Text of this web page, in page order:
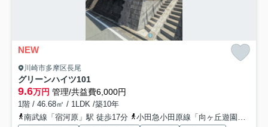
NEW
川崎市多摩区長尾
グリーンハイツ101
9.6万円 管理/共益費6,000円
1階 / 46.68㎡ / 1LDK /築10年
南武線「宿河原」駅 徒歩17分
小田急小田原線「向ヶ丘遊園」駅 バス11分 「長尾」 停歩7分